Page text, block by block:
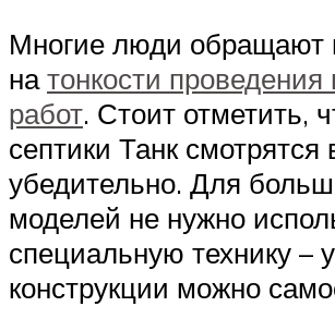
Многие люди обращают
натонкости
работ. Стоит отметить,
септики Танк смотрятся
убедительно. Для
моделей не нужно
специальную технику –
конструкции можно